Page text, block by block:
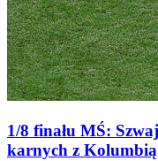
1/8 finału MŚ:
karnych z